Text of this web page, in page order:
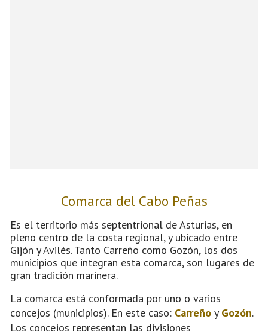
Comarca del Cabo Peñas
Es el territorio más septentrional de Asturias, en
pleno centro de la costa regional, y ubicado entre
Gijón y Avilés. Tanto Carreño como Gozón, los dos
municipios que integran esta comarca, son lugares de
gran tradición marinera.
La comarca está conformada por uno o varios
concejos (municipios). En este caso: Carreño y Gozón.
Los concejos representan las divisiones